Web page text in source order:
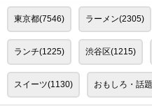
東京都(7546) ラーメン(2305)
ランチ(1225) 渋谷区(1215)
スイーツ(1130) おもしろ・話